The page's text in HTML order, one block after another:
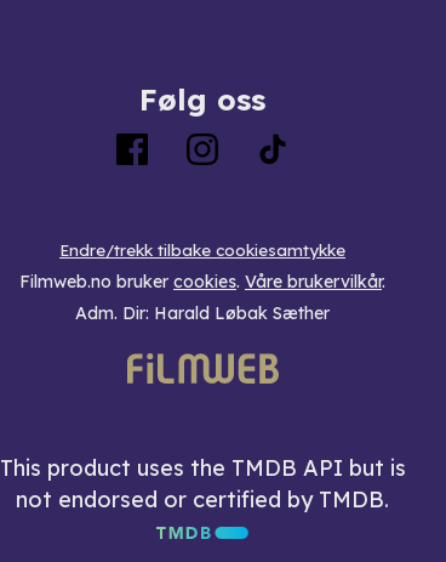
Følg oss
Endre/trekk tilbake cookiesamtykke
Filmweb.no bruker cookies. Våre brukervilkår.
Adm. Dir: Harald Løbak Sæther
This product uses the TMDB API but is
not endorsed or certified by TMDB.